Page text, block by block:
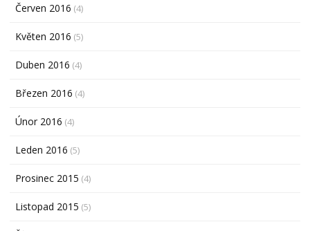
Červen 2016 (4)
Květen 2016 (5)
Duben 2016 (4)
Březen 2016 (4)
Únor 2016 (4)
Leden 2016 (5)
Prosinec 2015 (4)
Listopad 2015 (5)